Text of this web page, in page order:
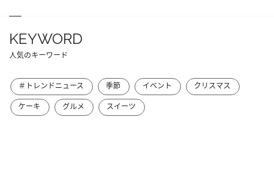
KEYWORD
人気のキーワード
＃トレンドニュース 季節 イベント
クリスマス
ケーキ
グルメ スイーツ